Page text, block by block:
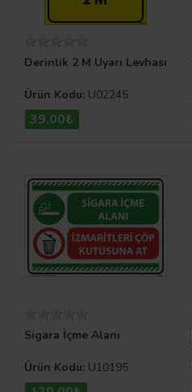
Derinlik 2 M Uyarı Levhası
Ürün Kodu: U02245
39,00₺
Sigara İçme Alanı
Ürün Kodu: U10195